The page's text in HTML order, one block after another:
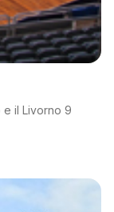
e il Livorno 9